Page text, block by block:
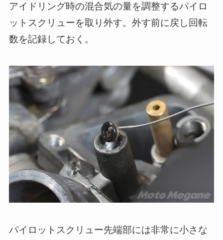
アイドリング時の混合気の量を調整するパイロ
ットスクリューを取り外す。外す前に戻し回転
数を記録しておく。
パイロットスクリュー先端部には非常に小さな